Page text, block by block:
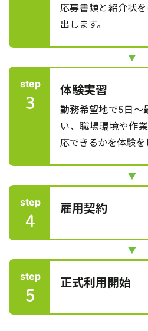
応募書類と紹介状
出します。
step
3
体験実習
勤務希望地で5日～
い、職場環境や作
応できるかを体験を
step
4
雇用契約
step
5
正式利用開始